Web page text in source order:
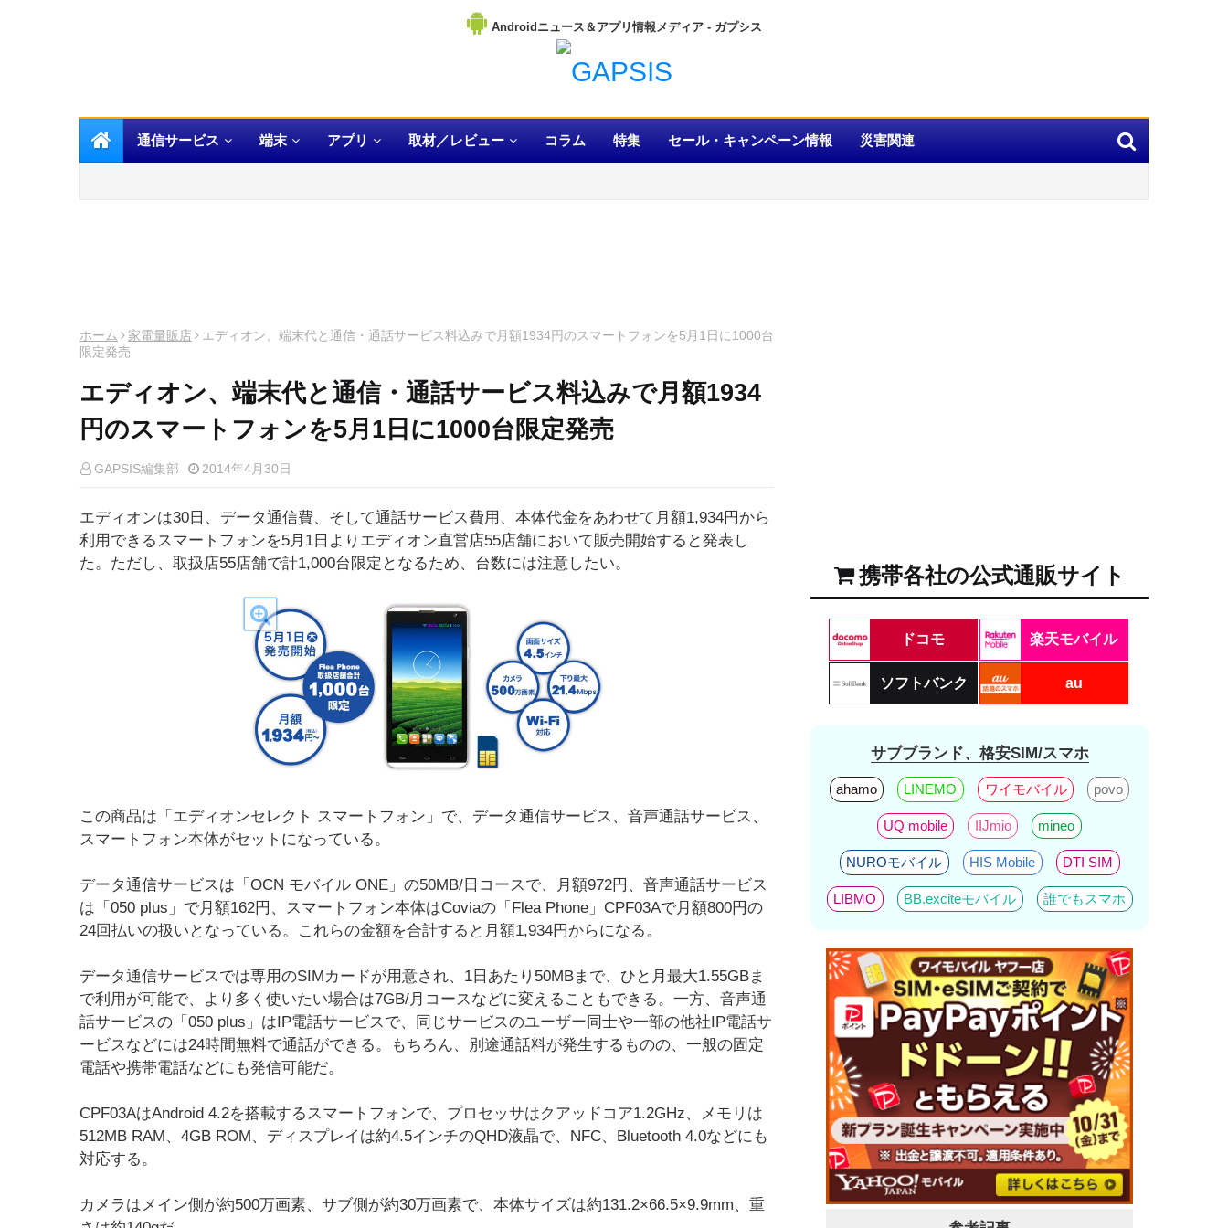
Androidニュース＆アプリ情報メディア
通信サービス 端末 アプリ 取材／レビュー コラム 特集 セール・キャンペーン情報 災害関連
ホーム 家電量販店
エディオン、端末代と通信・通話サービス料込みで月額1934円のスマートフォンを5月1日に1000台
限定発売
エディオン、端末代と通信・通話サービス料込みで月額1934
円のスマートフォンを5月1日に1000台限定発売
GAPSIS編集部 2014年4月30日
エディオンは30日、データ通信費、そして通話サービス費用、本体代金をあわせて月額1,934円から
利用できるスマートフォンを5月1日よりエディオン直営店55店舗において販売開始すると発表し
た。ただし、取扱店55店舗で計1,000台限定となるため、台数には注意したい。
この商品は「エディオンセレクト スマートフォン」で、データ通信サービス、音声通話サービス、
スマートフォン本体がセットになっている。
データ通信サービスは「OCN モバイル ONE」の50MB/日コースで、月額972円、音声通話サービス
は「050 plus」で月額162円、スマートフォン本体はCoviaの「Flea Phone」CPF03Aで月額800円の
24回払いの扱いとなっている。これらの金額を合計すると月額1,934円からになる。
データ通信サービスでは専用のSIMカードが用意され、1日あたり50MBまで、ひと月最大1.55GBま
で利用が可能で、より多く使いたい場合は7GB/月コースなどに変えることもできる。一方、音声通
話サービスの「050 plus」はIP電話サービスで、同じサービスのユーザー同士や一部の他社IP電話サ
ービスなどには24時間無料で通話ができる。もちろん、別途通話料が発生するものの、一般の固定
電話や携帯電話などにも発信可能だ。
CPF03AはAndroid 4.2を搭載するスマートフォンで、プロセッサはクアッドコア1.2GHz、メモリは
512MB RAM、4GB ROM、ディスプレイは約4.5インチのQHD液晶で、NFC、Bluetooth 4.0などにも
対応する。
カメラはメイン側が約500万画素、サブ側が約30万画素で、本体サイズは約131.2×66.5×9.9mm、重
携帯各社の公式通販サイト
ドコモ 楽天モバイル
ソフトバンク au
サブブランド、格安SIM/スマホ
ahamo LINEMO ワイモバイル povo
UQ mobile IIJmio mineo
NUROモバイル HIS Mobile DTI SIM
LIBMO BB.exciteモバイル 誰でもスマホ